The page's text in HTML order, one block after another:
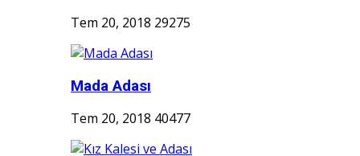
Tem 20, 2018 29275
Mada Adası
Tem 20, 2018 40477